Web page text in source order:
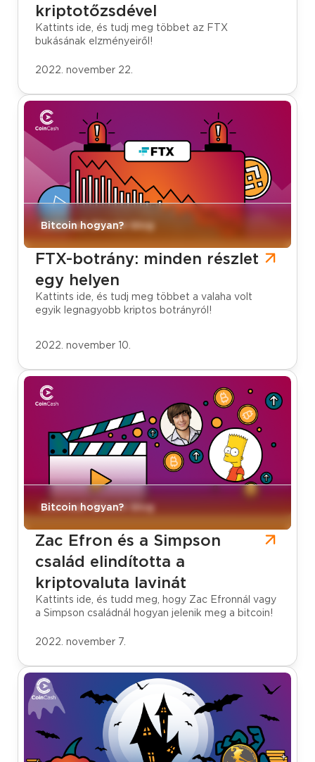
kriptotőzsdével
Kattints ide, és tudj meg többet az FTX
bukásának elzményeiről!
2022. november 22.
CoinCash Bitcoin blog
Bitcoin hogyan?
FTX-botrány: minden részlet
egy helyen
Kattints ide, és tudj meg többet a valaha volt
egyik legnagyobb kriptos botrányról!
2022. november 10.
CoinCash Bitcoin blog
Bitcoin hogyan?
Zac Efron és a Simpson
család elindította a
kriptovaluta lavinát
Kattints ide, és tudd meg, hogy Zac Efronnál vagy
a Simpson családnál hogyan jelenik meg a bitcoin!
2022. november 7.